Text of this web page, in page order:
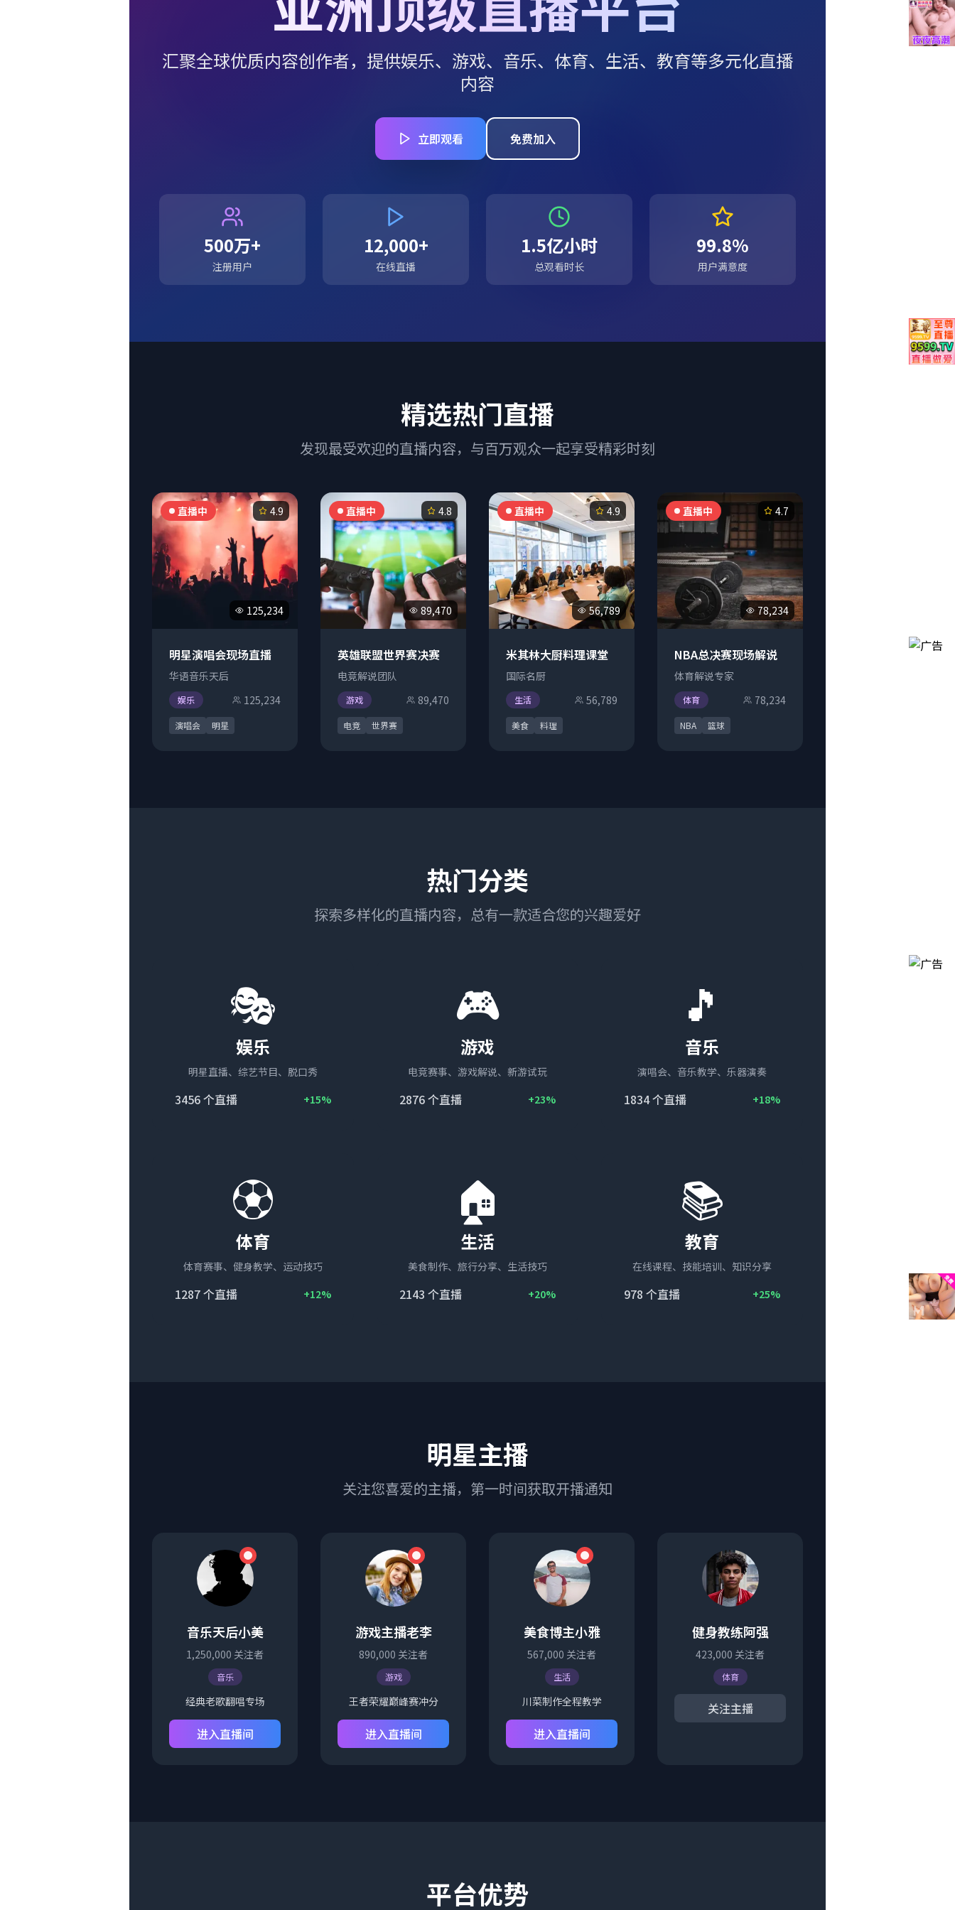
汇聚全球优质内容创作者，提供娱乐、游戏、音乐、体育、生活、教育等多元化直播
内容
立即观看 免费加入
500万+
注册用户
12,000+
在线直播
1.5亿小时
总观看时长
99.8%
用户满意度
精选热门直播
发现最受欢迎的直播内容，与百万观众一起享受精彩时刻
直播中
125,234
4.9
明星演唱会现场直播
华语音乐天后
娱乐 125,234
演唱会 明星
直播中
89,470
4.8
英雄联盟世界赛决赛
电竞解说团队
游戏 89,470
电竞 世界赛
直播中
56,789
4.9
米其林大厨料理课堂
国际名厨
生活 56,789
美食 料理
直播中
78,234
4.7
NBA总决赛现场解说
体育解说专家
体育 78,234
NBA 篮球
热门分类
探索多样化的直播内容，总有一款适合您的兴趣爱好
🎭
娱乐
明星直播、综艺节目、脱口秀
3456个直播 +15%
🎮
游戏
电竞赛事、游戏解说、新游试玩
2876个直播 +23%
🎵
音乐
演唱会、音乐教学、乐器演奏
1834个直播 +18%
⚽
体育
体育赛事、健身教学、运动技巧
1287个直播 +12%
🏠
生活
美食制作、旅行分享、生活技巧
2143 个直播 +20%
📚
教育
在线课程、技能培训、知识分享
978 个直播 +25%
明星主播
关注您喜爱的主播，第一时间获取开播通知
音乐天后小美
1,250,000 关注者
音乐
经典老歌翻唱专场
进入直播间
游戏主播老李
890,000 关注者
游戏
王者荣耀巅峰赛冲分
进入直播间
美食博主小雅
567,000 关注者
生活
川菜制作全程教学
进入直播间
健身教练阿强
423,000 关注者
体育
关注主播
平台优势